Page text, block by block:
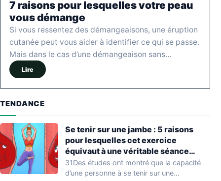
7 raisons pour lesquelles votre peau
vous démange
Si vous ressentez des démangeaisons, une éruption
cutanée peut vous aider à identifier ce qui se passe.
Mais dans le cas d’une démangeaison sans…
Lire
TENDANCE
Se tenir sur une jambe : 5 raisons
pour lesquelles cet exercice
équivaut à une véritable séance
d’entraînement
31Des études ont montré que la capacité
d’une personne à se tenir sur une…